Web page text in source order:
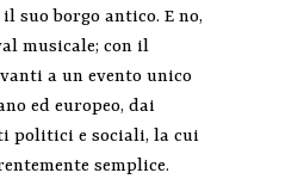
suo borgo antico. E no,
musicale; con il
a un evento unico
ed europeo, dai
politici e sociali, la cui
semplice.